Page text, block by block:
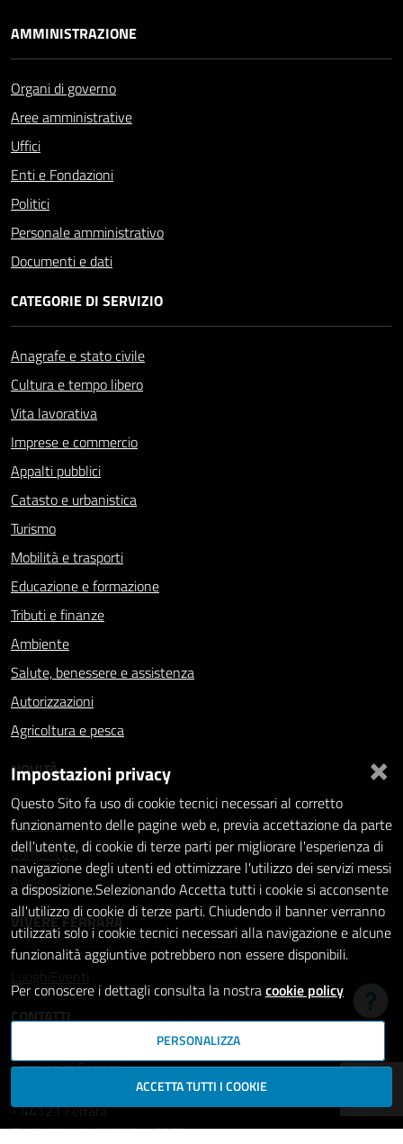
AMMINISTRAZIONE
Organi di governo
Aree amministrative
Uffici
Enti e Fondazioni
Politici
Personale amministrativo
Documenti e dati
CATEGORIE DI SERVIZIO
Anagrafe e stato civile
Cultura e tempo libero
Vita lavorativa
Imprese e commercio
Appalti pubblici
Catasto e urbanistica
Turismo
Mobilità e trasporti
Educazione e formazione
Tributi e finanze
Ambiente
Salute, benessere e assistenza
Autorizzazioni
Agricoltura e pesca
NOVITÀ
Notizie
Comunicati
Avvisi
VIVERE FERRARA
Luoghi
Eventi
CONTATTI
Comune di Ferrara
Piazza del Municipio, 2
- 44121 Ferrara
Codice fiscale: 00297110389
×
Impostazioni privacy
Questo Sito fa uso di cookie tecnici necessari al corretto
funzionamento delle pagine web e, previa accettazione da parte
dell'utente, di cookie di terze parti per migliorare l'esperienza di
navigazione degli utenti ed ottimizzare l'utilizzo dei servizi messi
a disposizione.Selezionando Accetta tutti i cookie si acconsente
all'utilizzo di cookie di terze parti. Chiudendo il banner verranno
utilizzati solo i cookie tecnici necessari alla navigazione e alcune
funzionalità aggiuntive potrebbero non essere disponibili.
Per conoscere i dettagli consulta la nostracookie policy
PERSONALIZZA
ACCETTA TUTTI I COOKIE
Hai